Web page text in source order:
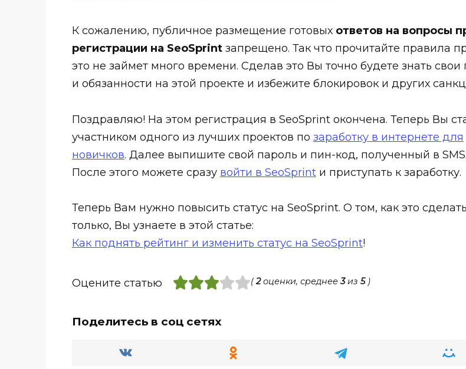
К сожалению, публичное размещение готовых ответов на вопросы
регистрации на SeoSprint запрещено. Так что прочитайте правила
это не займет много времени. Сделав это Вы точно будете знать свои
и обязанности на этой проекте и избежите блокировок и других
Поздравляю! На этом регистрация в SeoSprint окончена. Теперь Вы
участником одного из лучших проектов по заработку в интернете для
новичков. Далее выпишите свой пароль и пин-код, полученный в SMS.
После этого можете сразу войти в SeoSprint и приступать к заработку.
Теперь Вам нужно повысить статус на SeoSprint. О том, как это
только, Вы узнаете в этой статье:
Как поднять рейтинг и изменить статус на SeoSprint!
Оцените статью (2оценки, среднее3из 5)
Поделитесь в соц сетях